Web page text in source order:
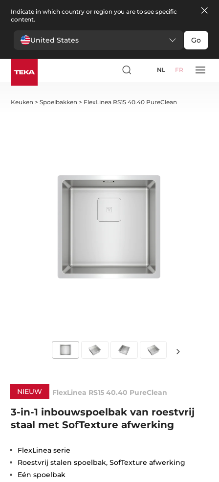
Indicate in which country or region you are to see specific
content.
United States Go
NL FR
Keuken >Spoelbakken > FlexLinea RS15 40.40 PureClean
NIEUW FlexLinea RS15 40.40 PureClean
3-in-1 inbouwspoelbak van roestvrij
staal met SofTexture afwerking
FlexLinea serie
Roestvrij stalen spoelbak, SofTexture afwerking
Eén spoelbak